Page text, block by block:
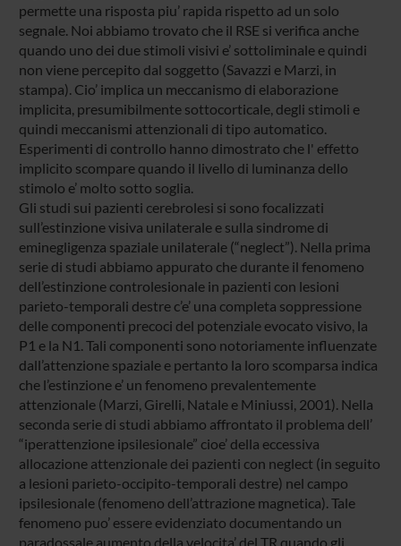
permette una risposta piu’ rapida rispetto ad un solo
segnale. Noi abbiamo trovato che il RSE si verifica anche
quando uno dei due stimoli visivi e’ sottoliminale e quindi
non viene percepito dal soggetto (Savazzi e Marzi, in
stampa). Cio’ implica un meccanismo di elaborazione
implicita, presumibilmente sottocorticale, degli stimoli e
quindi meccanismi attenzionali di tipo automatico.
Esperimenti di controllo hanno dimostrato che l' effetto
implicito scompare quando il livello di luminanza dello
stimolo e’ molto sotto soglia.
Gli studi sui pazienti cerebrolesi si sono focalizzati
sull’estinzione visiva unilaterale e sulla sindrome di
eminegligenza spaziale unilaterale (“neglect”). Nella prima
serie di studi abbiamo appurato che durante il fenomeno
dell’estinzione controlesionale in pazienti con lesioni
parieto-temporali destre c’e’ una completa soppressione
delle componenti precoci del potenziale evocato visivo, la
P1 e la N1. Tali componenti sono notoriamente influenzate
dall’attenzione spaziale e pertanto la loro scomparsa indica
che l’estinzione e’ un fenomeno prevalentemente
attenzionale (Marzi, Girelli, Natale e Miniussi, 2001). Nella
seconda serie di studi abbiamo affrontato il problema dell’
“iperattenzione ipsilesionale” cioe’ della eccessiva
allocazione attenzionale dei pazienti con neglect (in seguito
a lesioni parieto-occipito-temporali destre) nel campo
ipsilesionale (fenomeno dell’attrazione magnetica). Tale
fenomeno puo’ essere evidenziato documentando un
paradossale aumento della velocita’ del TR quando gli